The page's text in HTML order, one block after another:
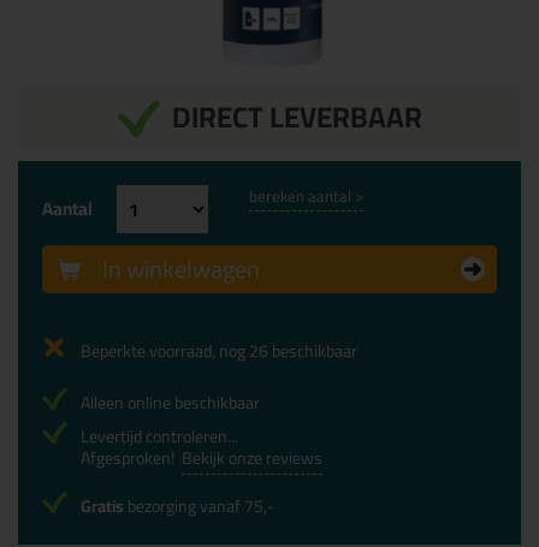
DIRECT LEVERBAAR
Aantal bereken aantal >
In winkelwagen
Beperkte voorraad, nog 26 beschikbaar
Alleen online beschikbaar
Levertijd controleren...
Afgesproken! Bekijk onze reviews
Gratisbezorging vanaf 75,-